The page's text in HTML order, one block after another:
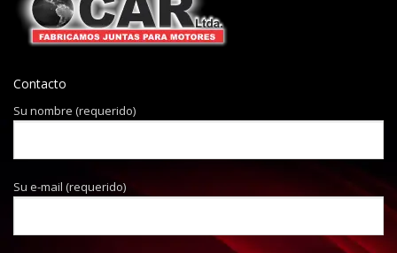
Contacto
Su nombre (requerido)
Su e-mail (requerido)